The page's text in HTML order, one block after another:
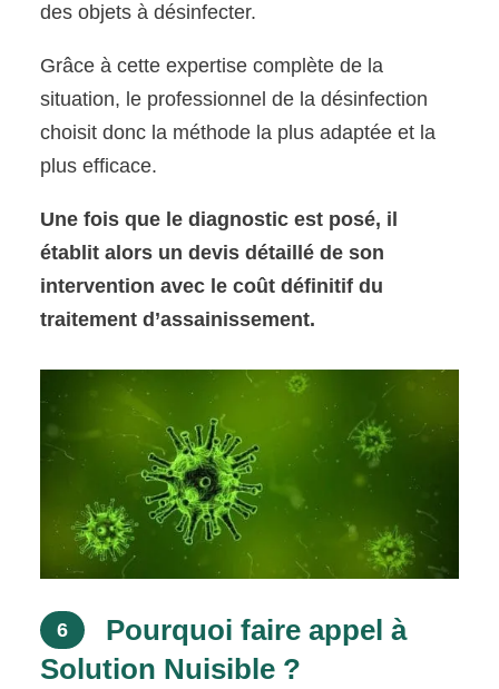
des objets à désinfecter.
Grâce à cette expertise complète de la
situation, le professionnel de la désinfection
choisit donc la méthode la plus adaptée et la
plus efficace.
Une fois que le diagnostic est posé, il
établit alors un devis détaillé de son
intervention avec le coût définitif du
traitement d’assainissement.
6
Pourquoi faire appel à
Solution Nuisible ?